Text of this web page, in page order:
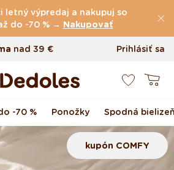
letný výpredaj a nakupuj so
do -70 % → Nakupovať
nad39 €
do 100 dní
navrhnutý u nás
Prihlásiť sa
Košík
-70 % Ponožky Spodná
kupón COMFY